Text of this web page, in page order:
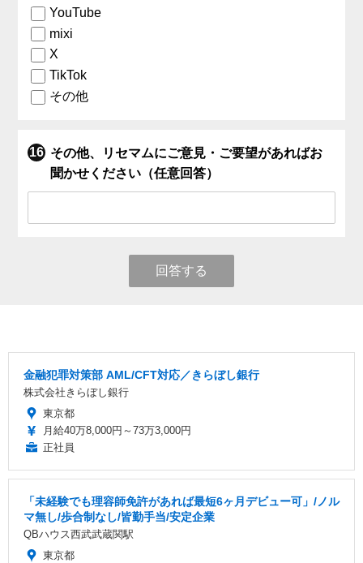
YouTube
mixi
X
TikTok
その他
その他、リセマムにご意見・ご要望があればお
聞かせください（任意回答）
回答する
金融犯罪対策部 AML/CFT対応／きらぼし銀行
株式会社きらぼし銀行
東京都
月給40万8,000円～73万3,000円
正社員
「未経験でも理容師免許があれば最短6ヶ月デビュー可」/ノル
マ無し/歩合制なし/皆勤手当/安定企業
QBハウス西武武蔵関駅
東京都